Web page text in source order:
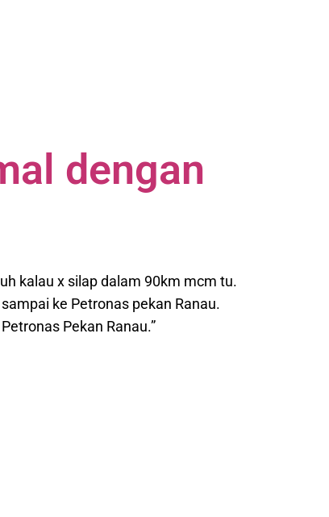
dengan
kalau x silap dalam 90km mcm tu.
ke Petronas pekan Ranau.
Pekan Ranau.”